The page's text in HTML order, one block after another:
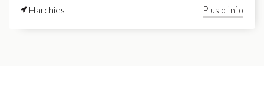
Harchies Plus d'info